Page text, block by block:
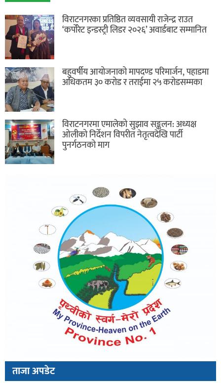
विराटनगरका प्रतिष्ठित व्यवसायी राजेन्द्र राउत
‘कर्पोरेट इन्डस्ट्री लिडर २०२६’ अवार्डबाट सम्मानित
बहुवर्षीय आयोजनाको मापदण्ड परिमार्जन, पहाडमा
अधिकतम ३० करोड र तराईमा २५ करोडसम्मका
विराटनगरमा एमालेको सुझाव सङ्कलन: अध्यक्ष
ओलीको निर्देशन विपरीत नेतृत्वदेखि पार्टी
पुनर्गठनको माग
ताजा अपडेट